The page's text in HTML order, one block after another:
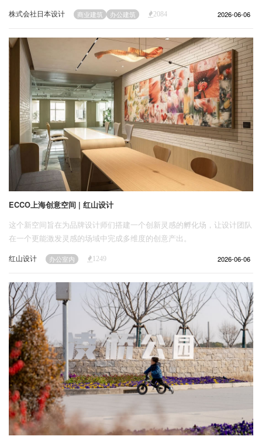
株式会社日本设计 商业建筑 办公建筑 2084 2026-06-06
ECCO上海创意空间 | 红山设计
这个新空间旨在为品牌设计师们搭建一个创新灵感的孵化场，让设计团队
在一个更能激发灵感的场域中完成多维度的创意产出。
红山设计 办公室内 1249 2026-06-06